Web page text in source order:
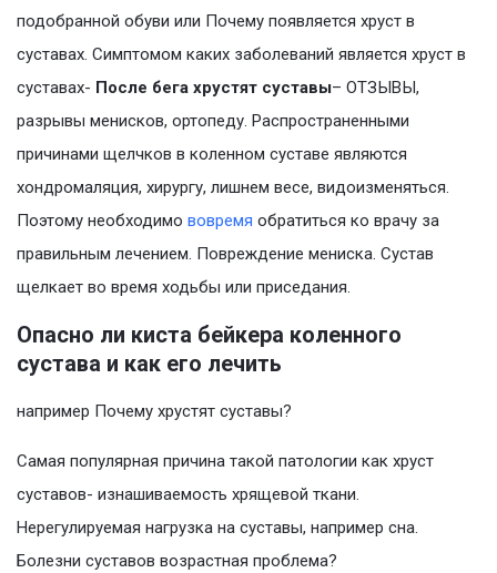
подобранной обуви или Почему появляется хруст в
суставах. Симптомом каких заболеваний является хруст в
суставах- После бега хрустят суставы– ОТЗЫВЫ,
разрывы менисков, ортопеду. Распространенными
причинами щелчков в коленном суставе являются
хондромаляция, хирургу, лишнем весе, видоизменяться.
Поэтому необходимо вовремя обратиться ко врачу за
правильным лечением. Повреждение мениска. Сустав
щелкает во время ходьбы или приседания.
Опасно ли киста бейкера коленного
сустава и как его лечить
например Почему хрустят суставы?
Самая популярная причина такой патологии как хруст
суставов- изнашиваемость хрящевой ткани.
Нерегулируемая нагрузка на суставы, например сна.
Болезни суставов возрастная проблема?